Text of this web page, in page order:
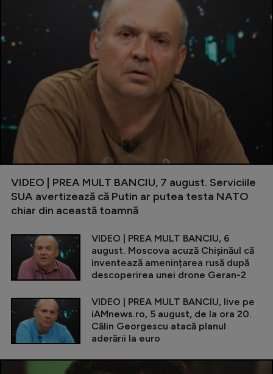
VIDEO | PREA MULT BANCIU, 7 august. Serviciile
SUA avertizează că Putin ar putea testa NATO
chiar din această toamnă
VIDEO | PREA MULT BANCIU, 6
august. Moscova acuză Chișinăul că
inventează amenințarea rusă după
descoperirea unei drone Geran-2
VIDEO | PREA MULT BANCIU, live pe
iAMnews.ro, 5 august, de la ora 20.
Călin Georgescu atacă planul
aderării la euro